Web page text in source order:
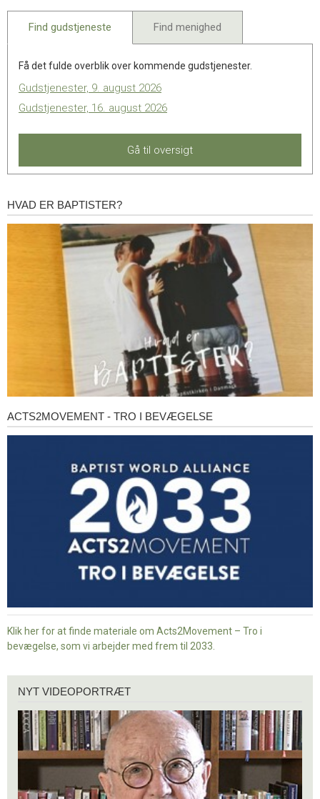
2023
Find gudstjeneste Find menighed
Få det fulde overblik over kommende gudstjenester.
Gudstjenester, 9. august 2026
Gudstjenester, 16. august 2026
Gå til oversigt
Hvad
er
HVAD ER BAPTISTER?
Acts2Movement
ACTS2MOVEMENT - TRO I BEVÆGELSE
Klik her for at finde materiale om Acts2Movement – Tro i
bevægelse, som vi arbejder med frem til 2033.
videoportræt
NYT VIDEOPORTRÆT